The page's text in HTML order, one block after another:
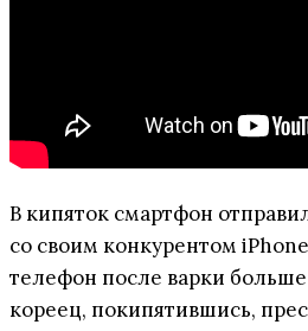
В кипяток смартфон
со своим конкурентом
телефон после варки
кореец, покипятившись,